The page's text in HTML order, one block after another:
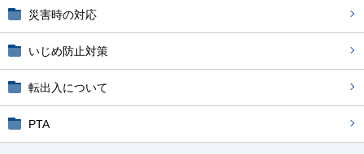
災害時の対応
いじめ防止対策
転出入について
PTA